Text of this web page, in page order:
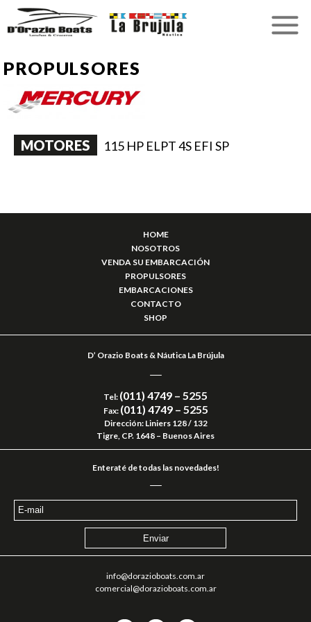
PROPULSORES
MOTORES 115 HP ELPT 4S EFI SP
HOME
NOSOTROS
VENDA SU EMBARCACIÓN
PROPULSORES
EMBARCACIONES
CONTACTO
SHOP
D’ Orazio Boats & Náutica La Brújula
Tel: (011) 4749 – 5255
Fax: (011) 4749 – 5255
Dirección: Liniers 128 / 132
Tigre, CP. 1648 – Buenos Aires
Enteraté de todas las novedades!
info@dorazioboats.com.ar
comercial@dorazioboats.com.ar